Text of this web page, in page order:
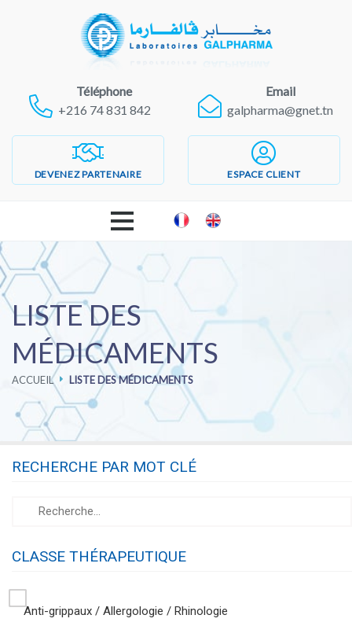
Téléphone
+216 74 831 842
Email
galpharma@gnet.tn
DEVENEZ PARTENAIRE ESPACE CLIENT
ACCUEIL
LABORATOIRES GALPHARMA
PRODUITS
PHARMACOVIGILANCE
CARRIÈRES
LISTE DES
MÉDICAMENTS
ACCUEIL LISTE DES MÉDICAMENTS
RECHERCHE PAR MOT CLÉ
CLASSE THÉRAPEUTIQUE
Anti-grippaux / Allergologie / Rhinologie